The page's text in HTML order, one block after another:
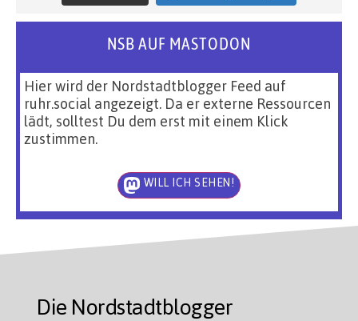
NSB AUF MASTODON
Hier wird der Nordstadtblogger Feed auf
ruhr.social angezeigt. Da er externe Ressourcen
lädt, solltest Du dem erst mit einem Klick
zustimmen.
WILL ICH SEHEN!
Die Nordstadtblogger